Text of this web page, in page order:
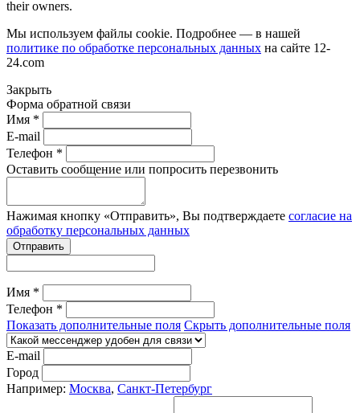
their owners.
Мы используем файлы cookie. Подробнее — в нашей
политике по обработке персональных данных на сайте 12-
24.com
Закрыть
Форма обратной связи
Имя *
E-mail
Телефон *
Оставить сообщение или попросить перезвонить
Нажимая кнопку «Отправить», Вы подтверждаете согласие на
обработку персональных данных
Отправить
Имя *
Телефон *
Показать дополнительные поля Скрыть дополнительные поля
E-mail
Город
Например: Москва, Санкт-Петербург